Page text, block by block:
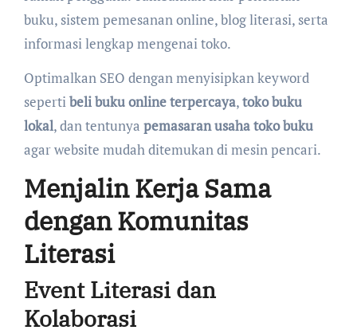
buku, sistem pemesanan online, blog literasi, serta
informasi lengkap mengenai toko.
Optimalkan SEO dengan menyisipkan keyword
sepertibeli buku online terpercaya,toko buku
lokal, dan tentunya pemasaran usaha toko buku
agar website mudah ditemukan di mesin pencari.
Menjalin Kerja Sama
dengan Komunitas
Literasi
Event Literasi dan
Kolaborasi